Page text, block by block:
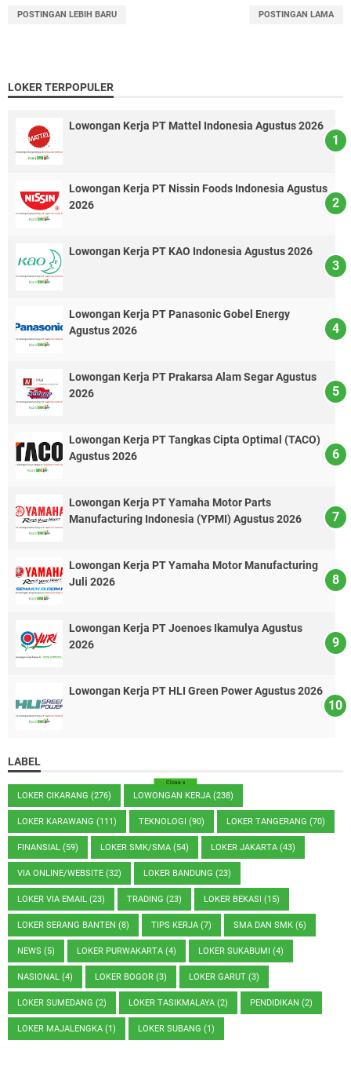
POSTINGAN LEBIH BARU POSTINGAN LAMA
LOKER TERPOPULER
Lowongan Kerja PT Mattel Indonesia Agustus 2026
Lowongan Kerja PT Nissin Foods Indonesia Agustus
2026
Lowongan Kerja PT KAO Indonesia Agustus 2026
Lowongan Kerja PT Panasonic Gobel Energy
Agustus 2026
Lowongan Kerja PT Prakarsa Alam Segar Agustus
2026
Lowongan Kerja PT Tangkas Cipta Optimal (TACO)
Agustus 2026
Lowongan Kerja PT Yamaha Motor Parts
Manufacturing Indonesia (YPMI) Agustus 2026
Lowongan Kerja PT Yamaha Motor Manufacturing
Juli 2026
Lowongan Kerja PT Joenoes Ikamulya Agustus
2026
Lowongan Kerja PT HLI Green Power Agustus 2026
LABEL
LOKER CIKARANG (276) LOWONGAN KERJA (238)
LOKER KARAWANG (111) TEKNOLOGI (90) LOKER TANGERANG (70)
FINANSIAL (59) LOKER SMK/SMA (54) LOKER JAKARTA (43)
VIA ONLINE/WEBSITE (32) LOKER BANDUNG (23)
LOKER VIA EMAIL (23) TRADING (23) LOKER BEKASI (15)
LOKER SERANG BANTEN (8) TIPS KERJA (7) SMA DAN SMK (6)
NEWS (5) LOKER PURWAKARTA (4) LOKER SUKABUMI (4)
NASIONAL (4) LOKER BOGOR (3) LOKER GARUT (3)
LOKER SUMEDANG (2) LOKER TASIKMALAYA (2) PENDIDIKAN (2)
LOKER MAJALENGKA (1) LOKER SUBANG (1)
Close x